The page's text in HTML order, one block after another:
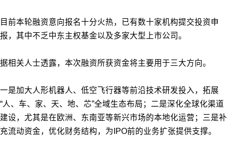
目前本轮融资意向报名十分火热，已有数十家机构提交投资申
报，其中不乏中东主权基金以及多家大型上市公司。
据相关人士透露，本次融资所获资金将主要用于三大方向。
一是加大人形机器人、低空飞行器等前沿技术研发投入，拓展
“人、车、家、天、地、芯”全域生态布局；二是深化全球化渠道
建设，尤其是在欧洲、东南亚等新兴市场的本地化运营；三是补
充流动资金，优化财务结构，为IPO前的业务扩张提供支撑。